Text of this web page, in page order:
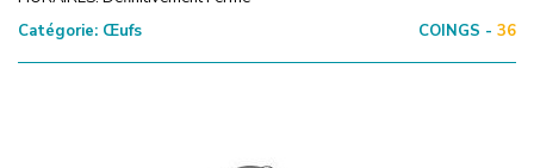
Catégorie: Œufs COINGS - 36